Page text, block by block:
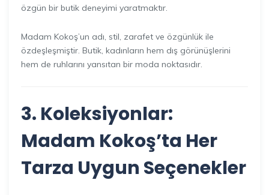
özgün bir butik deneyimi yaratmaktır.
Madam Kokoş’un adı, stil, zarafet ve özgünlük ile
özdeşleşmiştir. Butik, kadınların hem dış görünüşlerini
hem de ruhlarını yansıtan bir moda noktasıdır.
3. Koleksiyonlar:
Madam Kokoş’ta Her
Tarza Uygun Seçenekler